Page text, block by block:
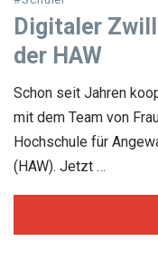
Digitaler
der HAW
Schon seit Jahren
mit dem Team von
Hochschule für
(HAW). Jetzt …